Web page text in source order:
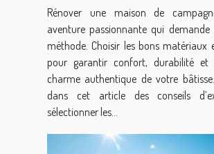
Rénover une maison de
aventure passionnante qui
méthode. Choisir les bons matériaux
pour garantir confort, durabilité et
charme authentique de votre
dans cet article des conseils
sélectionner les...